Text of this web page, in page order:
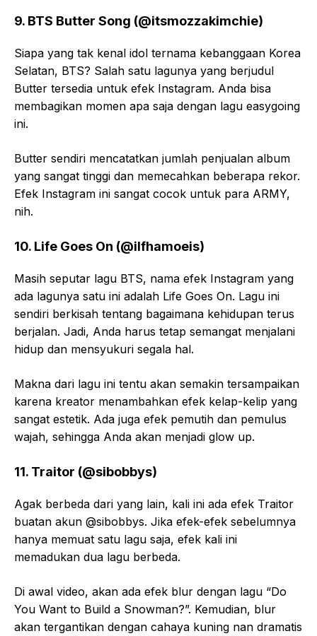
9. BTS Butter Song (@itsmozzakimchie)
Siapa yang tak kenal idol ternama kebanggaan Korea
Selatan, BTS? Salah satu lagunya yang berjudul
Butter tersedia untuk efek Instagram. Anda bisa
membagikan momen apa saja dengan lagu easygoing
ini.
Butter sendiri mencatatkan jumlah penjualan album
yang sangat tinggi dan memecahkan beberapa rekor.
Efek Instagram ini sangat cocok untuk para ARMY,
nih.
10. Life Goes On (@ilfhamoeis)
Masih seputar lagu BTS, nama efek Instagram yang
ada lagunya satu ini adalah Life Goes On. Lagu ini
sendiri berkisah tentang bagaimana kehidupan terus
berjalan. Jadi, Anda harus tetap semangat menjalani
hidup dan mensyukuri segala hal.
Makna dari lagu ini tentu akan semakin tersampaikan
karena kreator menambahkan efek kelap-kelip yang
sangat estetik. Ada juga efek pemutih dan pemulus
wajah, sehingga Anda akan menjadi glow up.
11. Traitor (@sibobbys)
Agak berbeda dari yang lain, kali ini ada efek Traitor
buatan akun @sibobbys. Jika efek-efek sebelumnya
hanya memuat satu lagu saja, efek kali ini
memadukan dua lagu berbeda.
Di awal video, akan ada efek blur dengan lagu “Do
You Want to Build a Snowman?”. Kemudian, blur
akan tergantikan dengan cahaya kuning nan dramatis